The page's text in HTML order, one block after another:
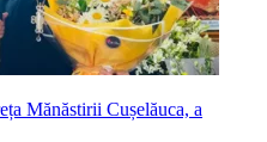
Mănăstirii Cușelăuca, a